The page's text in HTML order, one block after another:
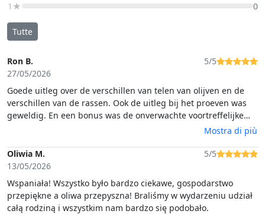
1★
0
Tutte
Ron B.
27/05/2026
5/5
Goede uitleg over de verschillen van telen van olijven en de
verschillen van de rassen. Ook de uitleg bij het proeven was
geweldig. En een bonus was de onverwachte voortreffelijke
lunch. Echt een fantatische ervaring die ik iedereen aan kan
Mostra di più
Oliwia M.
13/05/2026
5/5
Wspaniała! Wszystko było bardzo ciekawe, gospodarstwo
przepiękne a oliwa przepyszna! Braliśmy w wydarzeniu udział
całą rodziną i wszystkim nam bardzo się podobało.